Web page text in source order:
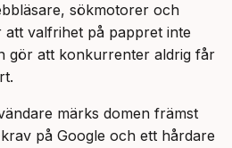
sökmotorer och
att valfrihet på pappret inte
gör att konkurrenter aldrig får
märks domen främst
på Google och ett hårdare